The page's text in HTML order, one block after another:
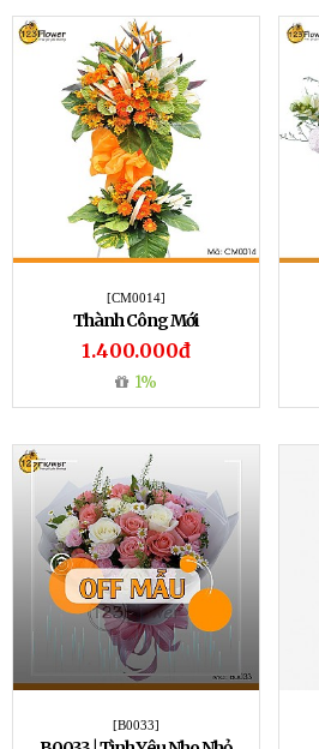
[CM0014]
Thành Công Mới
1.400.000đ
1%
[B0033]